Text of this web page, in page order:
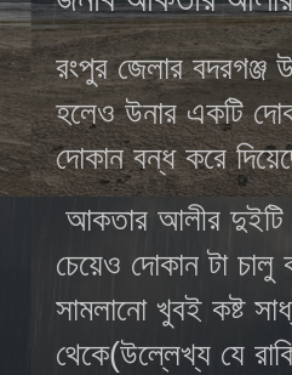
রংপুর জেলার বদরগঞ্জ
হলেও উনার একটি
দোকান বন্ধ করে
আকতার আলীর দুইটি
চেয়েও দোকান টা
সামলানো খুবই কষ্ট
থেকে(উল্লেখ্য যে